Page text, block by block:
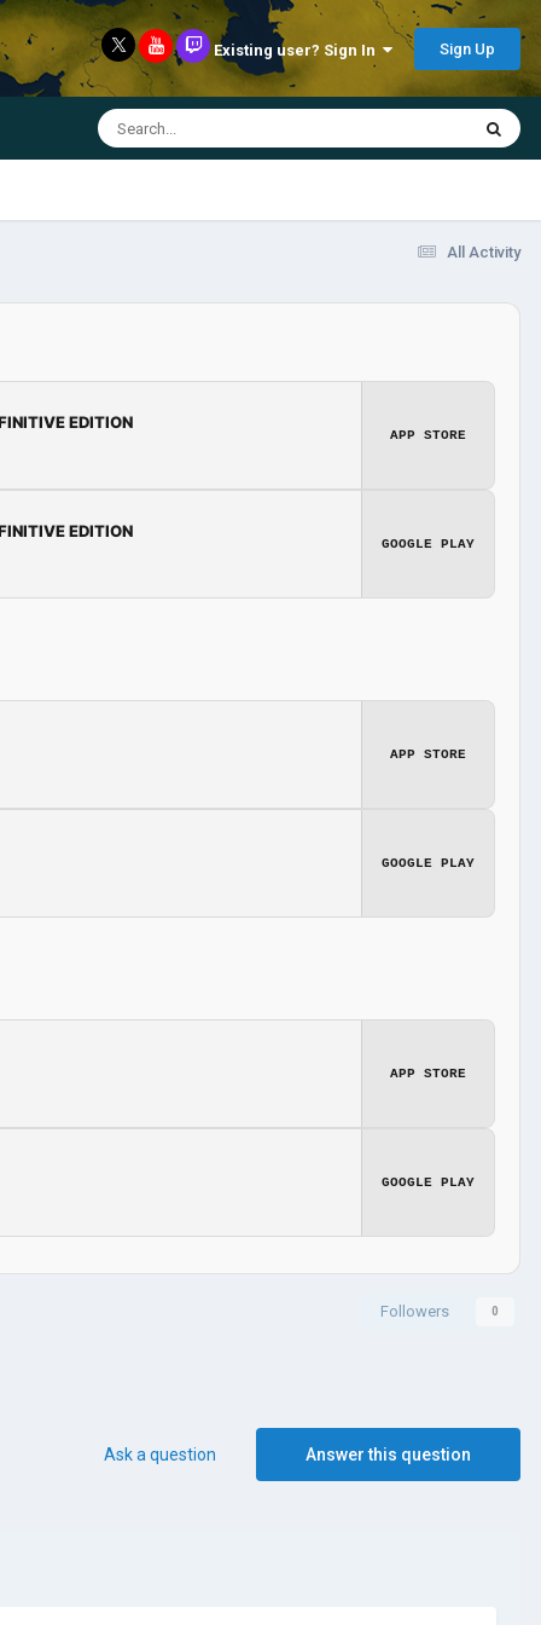
Existing user? Sign In Sign Up
All Activity
EDITION
APP STORE
EDITION
GOOGLE PLAY
APP STORE
GOOGLE PLAY
APP STORE
GOOGLE PLAY
Followers 0
Answer this question
Ask a question